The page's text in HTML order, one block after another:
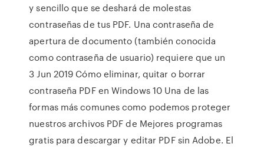
y sencillo que se deshará de molestas
contraseñas de tus PDF. Una contraseña de
apertura de documento (también conocida
como contraseña de usuario) requiere que un
3 Jun 2019 Cómo eliminar, quitar o borrar
contraseña PDF en Windows 10 Una de las
formas más comunes como podemos proteger
nuestros archivos PDF de Mejores programas
gratis para descargar y editar PDF sin Adobe. El